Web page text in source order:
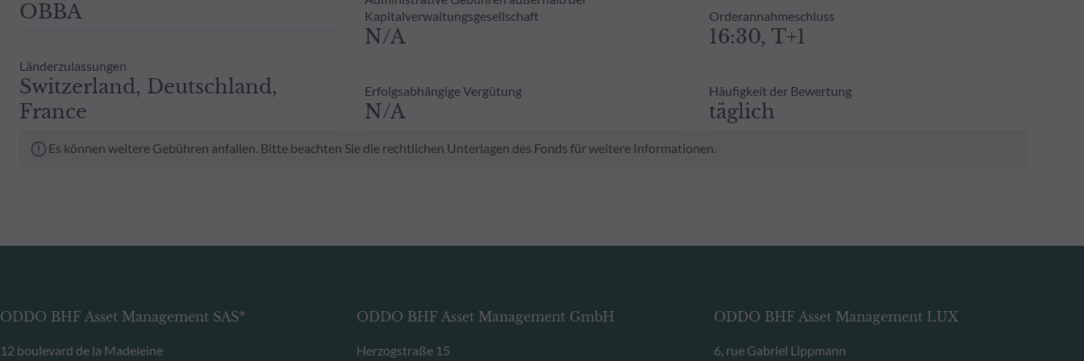
OBBA
Länderzulassungen
Switzerland, Deutschland,
France
Kapitalverwaltungsgesellschaft
N/A
Erfolgsabhängige Vergütung
N/A
Orderannahmeschluss
16:30, T+1
Häufigkeit der Bewertung
täglich
Es können weitere Gebühren anfallen. Bitte beachten Sie die rechtlichen Unterlagen des Fonds für weitere Informationen.
ODDO BHF Asset Management SAS*
12 boulevard de la Madeleine
ODDO BHF Asset Management GmbH
Herzogstraße 15
ODDO BHF Asset Management LUX
6, rue Gabriel Lippmann